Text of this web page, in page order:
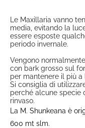
Le Maxillaria vanno
media, evitando la
essere esposte
periodo invernale.
Vengono
con bark grosso sul
per mantenere il più a
Si consiglia di
perché alcune specie
rinvaso.
La M. Shunkeana è
600 mt slm.